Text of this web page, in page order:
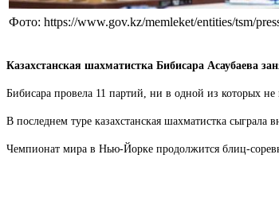
Фото: https://www.gov.kz/memleket/entities/tsm/
Казахстанская шахматистка Бибисара Асаубаева
Бибисара провела 11 партий, ни в одной из которых
В последнем туре казахстанская шахматистка
Чемпионат мира в Нью-Йорке продолжится блиц-